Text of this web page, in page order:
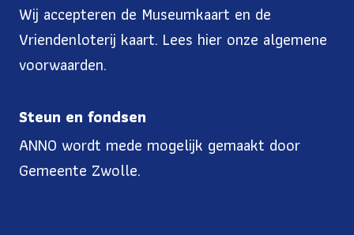
Wij accepteren de Museumkaart en de
Vriendenloterij kaart. Lees hier onze algemene
voorwaarden.
Steun en fondsen
ANNO wordt mede mogelijk gemaakt door
Gemeente Zwolle.